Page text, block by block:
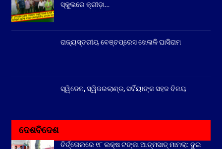
ସ୍କୁଲରେ କ୍ରୀଡ଼ା…
ରାଜ୍ୟସ୍ତରୀୟ ବେଞ୍ଚପ୍ରେସ ଖେଳାଳି ଘାସିରାମ
ସ୍ୱିଡେନ, ସ୍ୱିଜରଲାଣ୍ଡ, ସର୍ବିୟାଙ୍କ ସହଜ ବିଜୟ
ଦେଶବିଦେଶ
ତିର୍ତ୍ତୋଲରେ ୧୮ ଲକ୍ଷ ଟଙ୍କା ଆତ୍ମସାତ୍ ମାମଲା: ଦୁଇ